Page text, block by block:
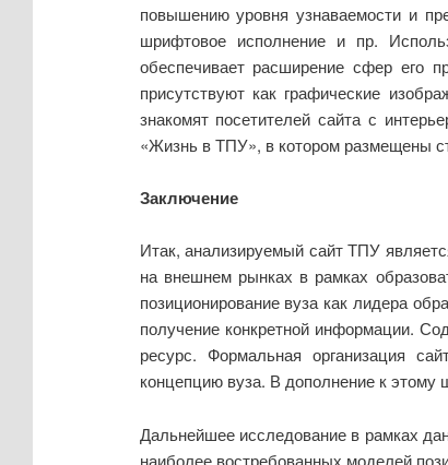
повышению уровня узнаваемости и
шрифтовое исполнение и пр.
обеспечивает расширение сфер его
присутствуют как графические
знакомят посетителей сайта с
«Жизнь в ТПУ», в котором размещены
Заключение
Итак, анализируемый сайт ТПУ
на внешнем рынках в рамках
позиционирование вуза как лидера
получение конкретной информации.
ресурс. Формальная организация
концепцию вуза. В дополнение к этому
Дальнейшее исследование в рамках
наиболее востребованных моделей